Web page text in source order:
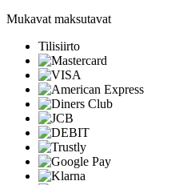
Mukavat maksutavat
Tilisiirto